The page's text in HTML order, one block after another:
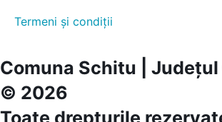
Termeni și condiții
Comuna Schitu |
© 2026
Toate drepturile